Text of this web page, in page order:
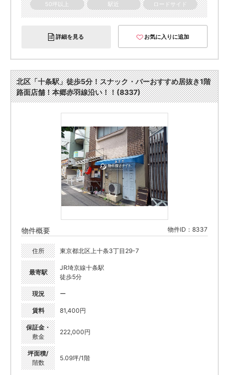
50坪以上
駅近 ロードサイド
詳細を見る お気に入りに追加
北区「十条駅」徒歩5分！スナック・バーおすすめ居抜き1階
路面店舗！本郷赤羽線沿い！！(8337)
物件概要 物件ID：8337
住所 東京都北区上十条3丁目29-7
最寄駅
JR埼京線十条駅
徒歩5分
現況 ー
賃料 81,400円
保証金・
敷金
222,000円
坪面積/
階数
5.09坪/1階